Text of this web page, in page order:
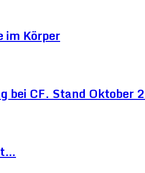
im Körper
bei CF. Stand Oktober